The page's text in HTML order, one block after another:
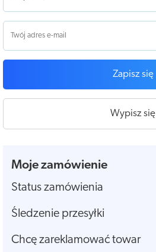
Zapisz się
Wypisz się
Moje zamówienie
Status zamówienia
Śledzenie przesyłki
Chcę zareklamować towar